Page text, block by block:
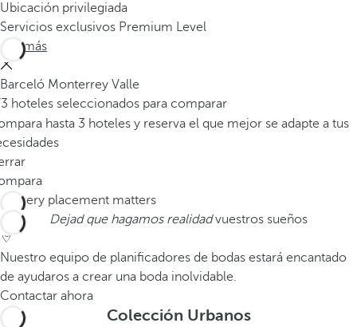
Ubicación privilegiada
Servicios exclusivos Premium Level
Ver más
Barceló Monterrey Valle
hoteles seleccionados para comparar
hasta 3 hoteles y reserva el que mejor se adapte a tus
Dejad que hagamos realidadvuestros sueños
Nuestro equipo de planificadores de bodas estará encantado
de ayudaros a crear una boda inolvidable.
Contactar ahora
Colección Urbanos